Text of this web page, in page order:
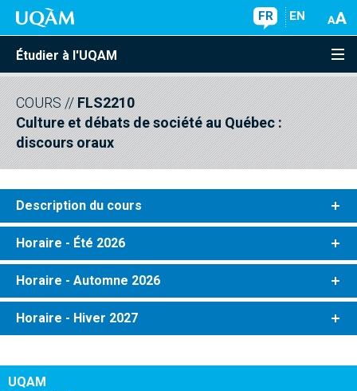
FR EN
Étudier à l'UQAM
COURS // FLS2210
Culture et débats de société au Québec :
discours oraux
Description du cours
Horaire - Été 2026
Horaire - Automne 2026
Horaire - Hiver 2027
UQAM